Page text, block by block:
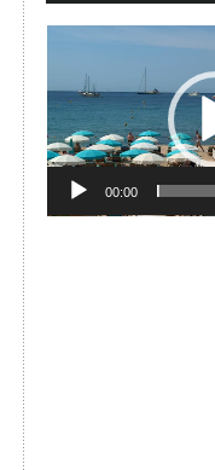
00:00